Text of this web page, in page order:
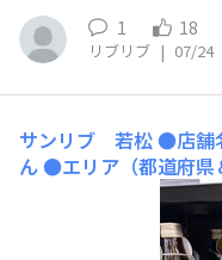
1 18
リブリブ | 07/24
サンリブ 若松●店舗
ん ●エリア（都道府県
本町3-11-1 ●買えるお
ン ●おすすめポイン
ません ●店舗のWeb